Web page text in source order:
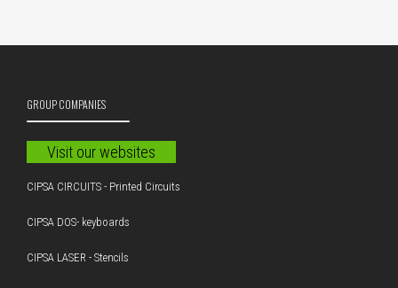
GROUP COMPANIES
Visit our websites
CIPSA CIRCUITS - Printed Circuits
CIPSA DOS- keyboards
CIPSA LASER - Stencils